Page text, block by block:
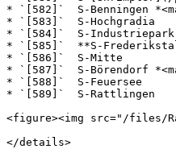
* `[582]`  S-Benningen
* `[583]`  S-Hochgradia
* `[584]`  S-Industriepark
* `[585]`  **S-
* `[586]`  S-Mitte
* `[587]`  S-Börendorf
* `[588]`  S-Feuersee
* `[589]`  S-Rattlingen
<figure><img src="/files/
</details>